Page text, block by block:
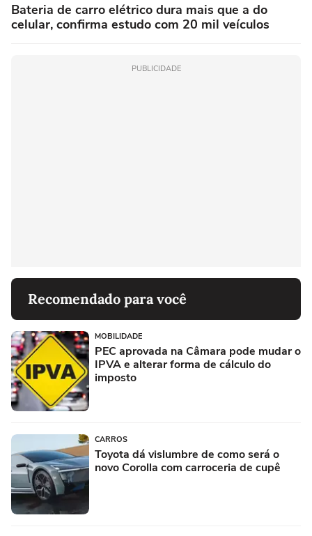
Bateria de carro elétrico dura mais que a do
celular, confirma estudo com 20 mil veículos
PUBLICIDADE
Recomendado para você
MOBILIDADE
PEC aprovada na Câmara pode mudar o
IPVA e alterar forma de cálculo do
imposto
CARROS
Toyota dá vislumbre de como será o
novo Corolla com carroceria de cupê